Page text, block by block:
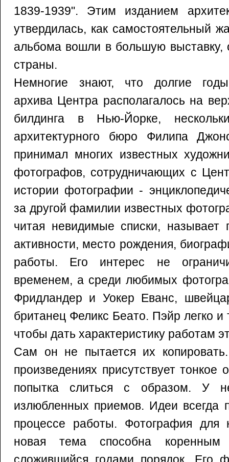
1839-1939". Этим изданием
утвердилась, как самостоятельный
альбома вошли в большую выставку,
страны.
Немногие знают, что долгие годы
архива Центра располагалось на
билдинга в Нью-Йорке,
архитектурного бюро Филипа
принимал многих известных
фотографов, сотрудничающих с
истории фотографии -
за другой фамилии известных
читая невидимые списки,
активности, место рождения,
работы. Его интерес не
временем, а среди любимых
Фридландер и Уокер Еванс,
британец Феликс Беато. Пэйр легко и
чтобы дать характеристику работам
Сам он не пытается их
произведениях присутствует
попытка слиться с образом. У
излюбленных приемов. Идеи всегда
процессе работы. Фотография для
новая тема способна коренным